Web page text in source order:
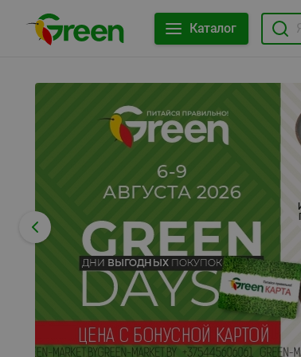
Каталог